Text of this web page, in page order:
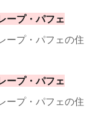
ープ・パフェ
ープ・パフェの住
ープ・パフェ
ープ・パフェの住